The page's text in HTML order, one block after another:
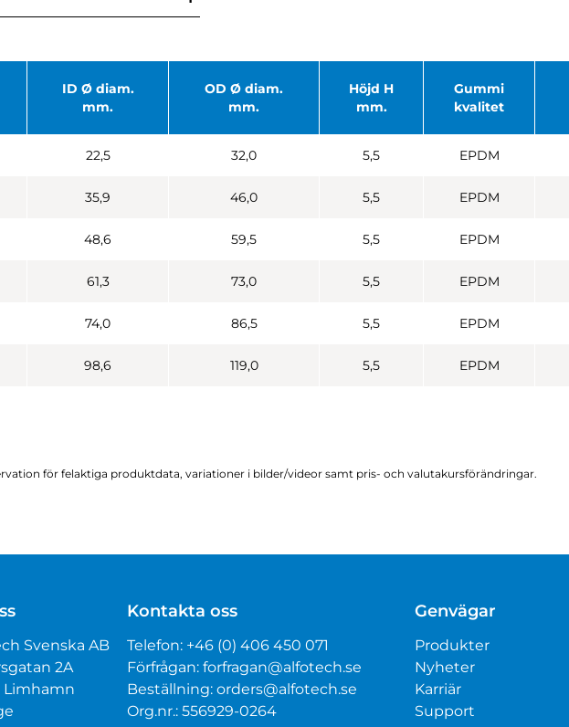
ID Ø diam.
mm.
OD Ø diam.
mm.
Höjd H
mm.
Gummi
kvalitet
22,5 32,0 5,5 EPDM
35,9 46,0 5,5 EPDM
48,6 59,5 5,5 EPDM
61,3 73,0 5,5 EPDM
74,0 86,5 5,5 EPDM
98,6 119,0 5,5 EPDM
för felaktiga produktdata, variationer i bilder/videor samt pris- och valutakursförändringar.
Svenska AB
2A
Limhamn
Kontakta oss
Telefon: +46 (0) 406 450 071
Förfrågan: forfragan@alfotech.se
Beställning: orders@alfotech.se
Org.nr.: 556929-0264
Genvägar
Produkter
Nyheter
Karriär
Support